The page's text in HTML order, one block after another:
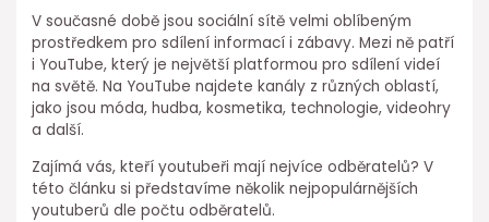
V současné době jsou sociální sítě velmi oblíbeným
prostředkem pro sdílení informací i zábavy. Mezi ně patří
i YouTube, který je největší platformou pro sdílení videí
na světě. Na YouTube najdete kanály z různých oblastí,
jako jsou móda, hudba, kosmetika, technologie, videohry
a další.
Zajímá vás, kteří youtubeři mají nejvíce odběratelů? V
této článku si představíme několik nejpopulárnějších
youtuberů dle počtu odběratelů.